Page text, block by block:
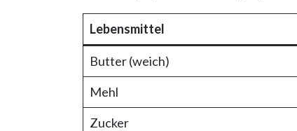
Lebensmittel
Butter (weich)
Mehl
Zucker